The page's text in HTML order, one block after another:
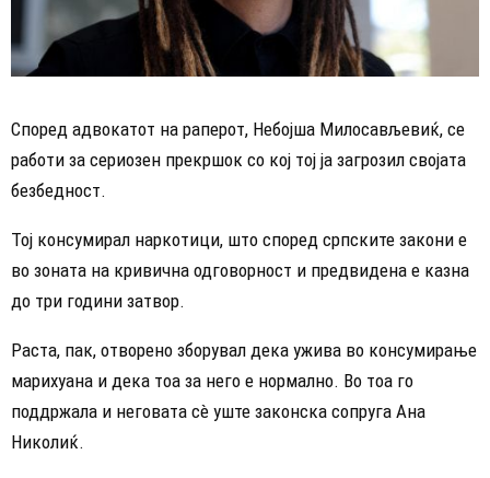
Според адвокатот на раперот, Небојша Милосављевиќ, се
работи за сериозен прекршок со кој тој ја загрозил својата
безбедност.
Тој консумирал наркотици, што според српските закони е
во зоната на кривична одговорност и предвидена е казна
до три години затвор.
Раста, пак, отворено зборувал дека ужива во консумирање
марихуана и дека тоа за него е нормално. Во тоа го
поддржала и неговата сè уште законска сопруга Ана
Николиќ.